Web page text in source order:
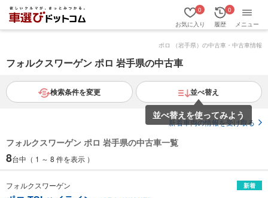
お気に入り
0
履歴
0
メニュー
ポロ （岩手県）の中古車・中古車情報
フォルクスワーゲン ポロ 岩手県の中古車
検索条件を変更 並べ替え
並べ替えを使ってみよう
新着車両の情報を受け取る
フォルクスワーゲン ポロ 岩手県の中古車一覧
8台中（ 1 ～ 8 件を表示 ）
フォルクスワーゲン 新着